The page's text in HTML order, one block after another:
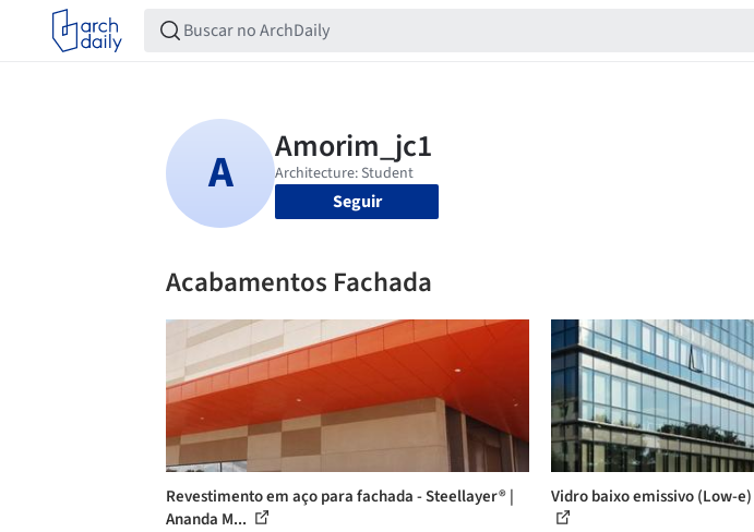
Seguir
Acabamentos Fachada
Revestimento em aço para fachada - Steellayer® |
Ananda M...
Vidro baixo emissivo (Low-e)